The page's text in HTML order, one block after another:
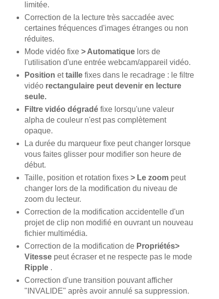
limitée.
Correction de la lecture très saccadée avec
certaines fréquences d'images étranges ou non
réduites.
Mode vidéo fixe > Automatiquelors de
l'utilisation d'une entrée webcam/appareil vidéo.
Position ettaillefixes dans le recadrage : le filtre
vidéo rectangulaire peut devenir en lecture
seule.
Filtre vidéo dégradéfixe lorsqu'une valeur
alpha de couleur n'est pas complètement
opaque.
La durée du marqueur fixe peut changer lorsque
vous faites glisser pour modifier son heure de
début.
Taille, position et rotation fixes> Le zoompeut
changer lors de la modification du niveau de
zoom du lecteur.
Correction de la modification accidentelle d'un
projet de clip non modifié en ouvrant un nouveau
fichier multimédia.
Correction de la modification de Propriétés>
Vitessepeut écraser et ne respecte pas le mode
Ripple.
Correction d'une transition pouvant afficher
"INVALIDE" après avoir annulé sa suppression.